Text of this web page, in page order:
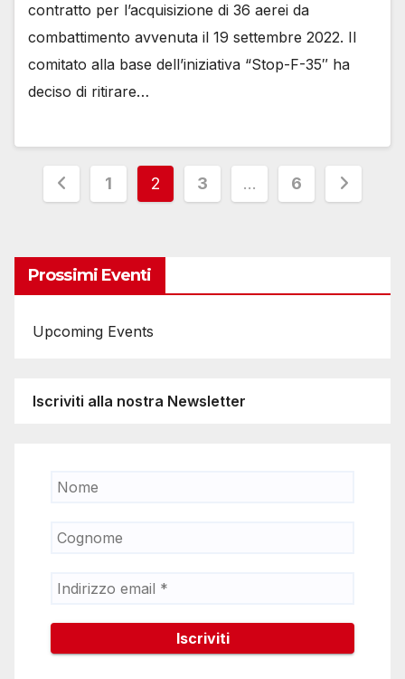
contratto per l’acquisizione di 36 aerei da
combattimento avvenuta il 19 settembre 2022. Il
comitato alla base dell’iniziativa “Stop-F-35″ ha
deciso di ritirare…
Paginazione
articoli
1 2 3 … 6
Prossimi Eventi
Upcoming Events
Iscriviti alla nostra Newsletter